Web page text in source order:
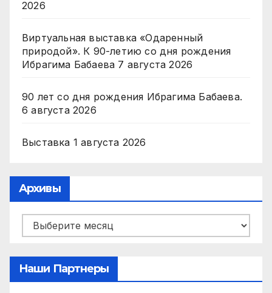
2026
Виртуальная выставка «Одаренный
природой». К 90-летию со дня рождения
Ибрагима Бабаева 7 августа 2026
90 лет со дня рождения Ибрагима Бабаева.
6 августа 2026
Выставка 1 августа 2026
Архивы
Архивы
Наши Партнеры